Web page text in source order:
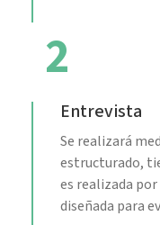
2
Entrevista
Se realizará
estructurado,
es realizada
diseñada para